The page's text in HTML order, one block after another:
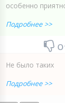
особенно
Подробнее >>
Не было таких
Подробнее >>